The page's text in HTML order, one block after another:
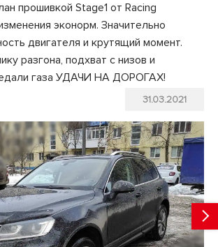
прошивкой Stage1 от Racing
эконорм. Значительно
двигателя и крутящий момент.
разгона, подхват с низов и
газа УДАЧИ НА ДОРОГАХ!
31.03.2021